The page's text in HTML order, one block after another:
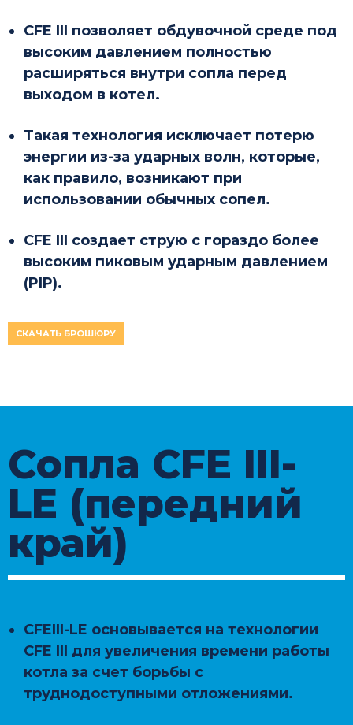
CFE III позволяет обдувочной среде под
высоким давлением полностью
расширяться внутри сопла перед
выходом в котел.
Такая технология исключает потерю
энергии из-за ударных волн, которые,
как правило, возникают при
использовании обычных сопел.
CFE III создает струю с гораздо более
высоким пиковым ударным давлением
(PIP).
СКАЧАТЬ БРОШЮРУ
Сопла CFE III-
LE (передний
край)
CFEIII-LE основывается на технологии
CFE III для увеличения времени работы
котла за счет борьбы с
труднодоступными отложениями.